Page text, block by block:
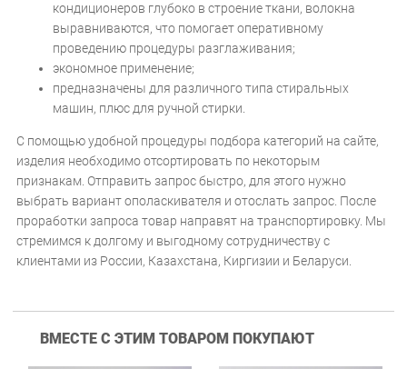
кондиционеров глубоко в строение ткани, волокна
выравниваются, что помогает оперативному
проведению процедуры разглаживания;
экономное применение;
предназначены для различного типа стиральных
машин, плюс для ручной стирки.
С помощью удобной процедуры подбора категорий на сайте,
изделия необходимо отсортировать по некоторым
признакам. Отправить запрос быстро, для этого нужно
выбрать вариант ополаскивателя и отослать запрос. После
проработки запроса товар направят на транспортировку. Мы
стремимся к долгому и выгодному сотрудничеству с
клиентами из России, Казахстана, Киргизии и Беларуси.
ВМЕСТЕ С ЭТИМ ТОВАРОМ ПОКУПАЮТ